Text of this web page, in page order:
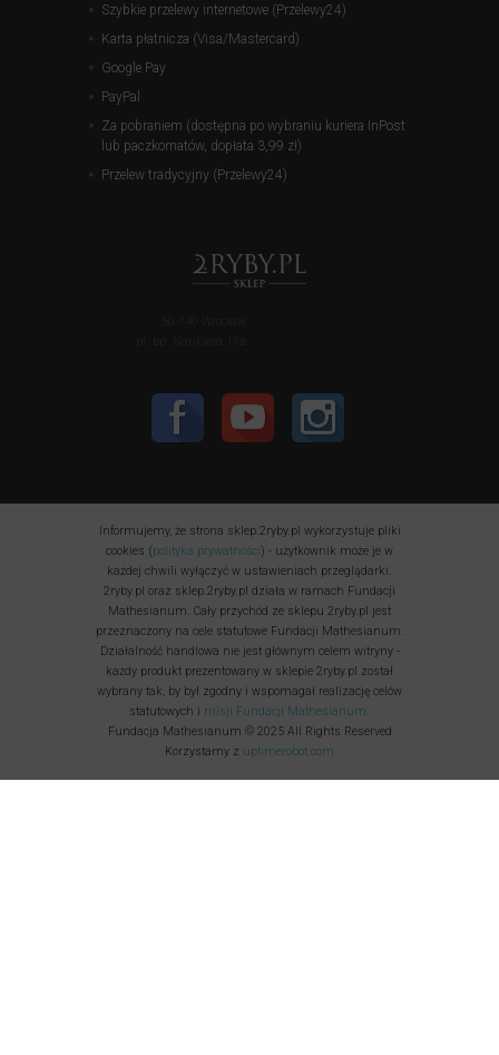
Szybkie przelewy internetowe (Przelewy24)
Karta płatnicza (Visa/Mastercard)
Google Pay
PayPal
Za pobraniem (dostępna po wybraniu kuriera InPost
lub paczkomatów, dopłata 3,99 zł)
Przelew tradycyjny (Przelewy24)
Informujemy, że strona sklep.2ryby.pl wykorzystuje pliki
cookies (polityka prywatności) - użytkownik może je w
każdej chwili wyłączyć w ustawieniach przeglądarki.
2ryby.pl oraz sklep.2ryby.pl działa w ramach Fundacji
Mathesianum. Cały przychód ze sklepu 2ryby.pl jest
przeznaczony na cele statutowe Fundacji Mathesianum.
Działalność handlowa nie jest głównym celem witryny -
każdy produkt prezentowany w sklepie 2ryby.pl został
wybrany tak, by był zgodny i wspomagał realizację celów
statutowych i misji Fundacji Mathesianum.
Fundacja Mathesianum © 2025 All Rights Reserved
Korzystamy z uptimerobot.com